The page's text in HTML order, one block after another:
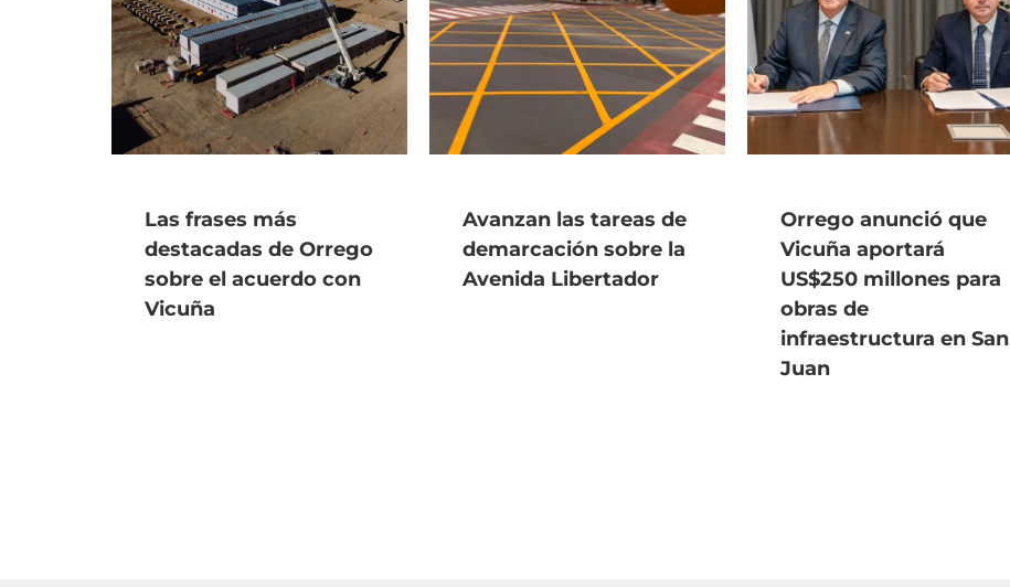
Las frases más
destacadas de Orrego
sobre el acuerdo con
Vicuña
Avanzan las tareas de
demarcación sobre la
Avenida Libertador
Orrego anunció que
Vicuña aportará
US$250 millones para
obras de
infraestructura en San
Juan